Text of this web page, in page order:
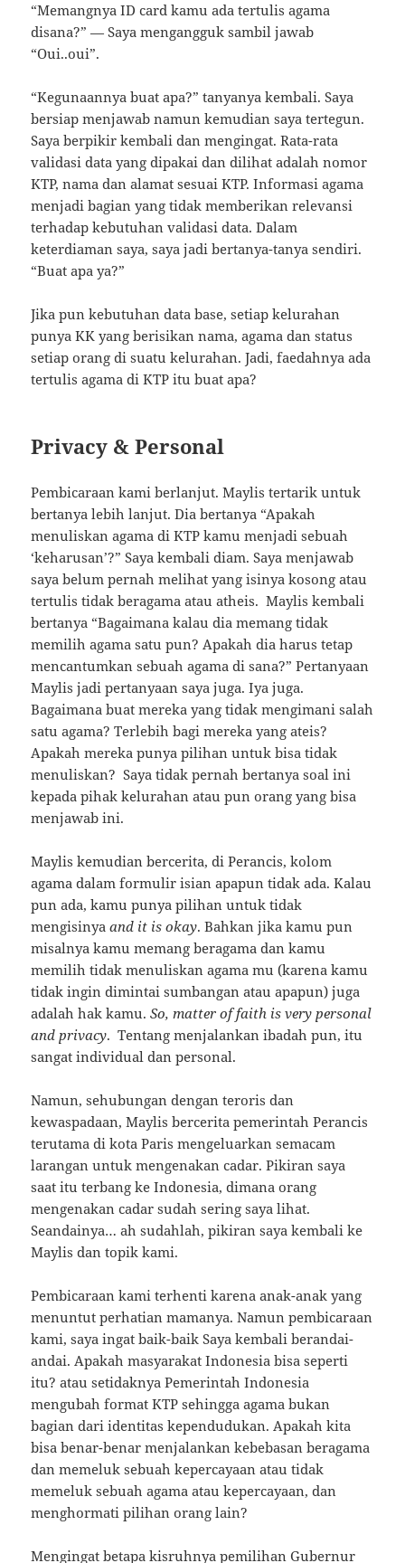
“Memangnya ID card kamu ada tertulis agama
disana?” — Saya mengangguk sambil jawab
“Oui..oui”.
“Kegunaannya buat apa?” tanyanya kembali. Saya
bersiap menjawab namun kemudian saya tertegun.
Saya berpikir kembali dan mengingat. Rata-rata
validasi data yang dipakai dan dilihat adalah nomor
KTP, nama dan alamat sesuai KTP. Informasi agama
menjadi bagian yang tidak memberikan relevansi
terhadap kebutuhan validasi data. Dalam
keterdiaman saya, saya jadi bertanya-tanya sendiri.
“Buat apa ya?”
Jika pun kebutuhan data base, setiap kelurahan
punya KK yang berisikan nama, agama dan status
setiap orang di suatu kelurahan. Jadi, faedahnya ada
tertulis agama di KTP itu buat apa?
Privacy & Personal
Pembicaraan kami berlanjut. Maylis tertarik untuk
bertanya lebih lanjut. Dia bertanya “Apakah
menuliskan agama di KTP kamu menjadi sebuah
‘keharusan’?” Saya kembali diam. Saya menjawab
saya belum pernah melihat yang isinya kosong atau
tertulis tidak beragama atau atheis. Maylis kembali
bertanya “Bagaimana kalau dia memang tidak
memilih agama satu pun? Apakah dia harus tetap
mencantumkan sebuah agama di sana?” Pertanyaan
Maylis jadi pertanyaan saya juga. Iya juga.
Bagaimana buat mereka yang tidak mengimani salah
satu agama? Terlebih bagi mereka yang ateis?
Apakah mereka punya pilihan untuk bisa tidak
menuliskan? Saya tidak pernah bertanya soal ini
kepada pihak kelurahan atau pun orang yang bisa
menjawab ini.
Maylis kemudian bercerita, di Perancis, kolom
agama dalam formulir isian apapun tidak ada. Kalau
pun ada, kamu punya pilihan untuk tidak
mengisinyaand it is okay. Bahkan jika kamu pun
misalnya kamu memang beragama dan kamu
memilih tidak menuliskan agama mu (karena kamu
tidak ingin dimintai sumbangan atau apapun) juga
adalah hak kamu.So, matter of faith is very personal
and privacy. Tentang menjalankan ibadah pun, itu
sangat individual dan personal.
Namun, sehubungan dengan teroris dan
kewaspadaan, Maylis bercerita pemerintah Perancis
terutama di kota Paris mengeluarkan semacam
larangan untuk mengenakan cadar. Pikiran saya
saat itu terbang ke Indonesia, dimana orang
mengenakan cadar sudah sering saya lihat.
Seandainya… ah sudahlah, pikiran saya kembali ke
Maylis dan topik kami.
Pembicaraan kami terhenti karena anak-anak yang
menuntut perhatian mamanya. Namun pembicaraan
kami, saya ingat baik-baik Saya kembali berandai-
andai. Apakah masyarakat Indonesia bisa seperti
itu? atau setidaknya Pemerintah Indonesia
mengubah format KTP sehingga agama bukan
bagian dari identitas kependudukan. Apakah kita
bisa benar-benar menjalankan kebebasan beragama
dan memeluk sebuah kepercayaan atau tidak
memeluk sebuah agama atau kepercayaan, dan
menghormati pilihan orang lain?
Mengingat betapa kisruhnya pemilihan Gubernur